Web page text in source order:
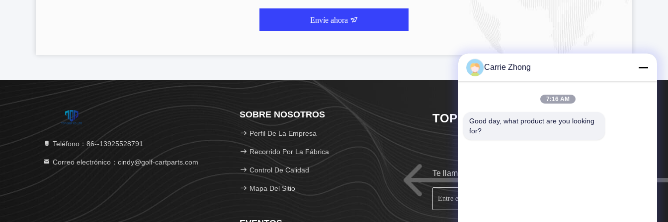
Envíe ahora
Teléfono：86--13925528791
Correo electrónico：cindy@golf-cartparts.com
SOBRE NOSOTROS
Perfil De La Empresa
Recorrido Por La Fábrica
Control De Calidad
Mapa Del Sitio
TOP GOLF CO.,LTD
Te llamaremos tan pronto como sea posible.
Carrie Zhong
7:16 AM
Good day, what product are you looking
for?